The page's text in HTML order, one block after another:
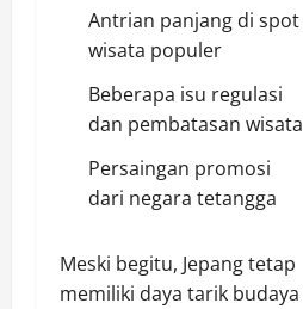
Antrian panjang di spot
wisata populer
Beberapa isu regulasi
dan pembatasan wisata
Persaingan promosi
dari negara tetangga
Meski begitu, Jepang tetap
memiliki daya tarik budaya